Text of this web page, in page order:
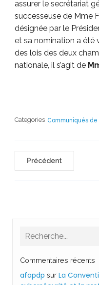
assurer le secrétariat
successeuse de Mme
désignée par le
et sa nomination a été
des lois des deux
nationale, il s’agit de
Categories Communiqués de
Précédent
Commentaires récents
afapdp sur La